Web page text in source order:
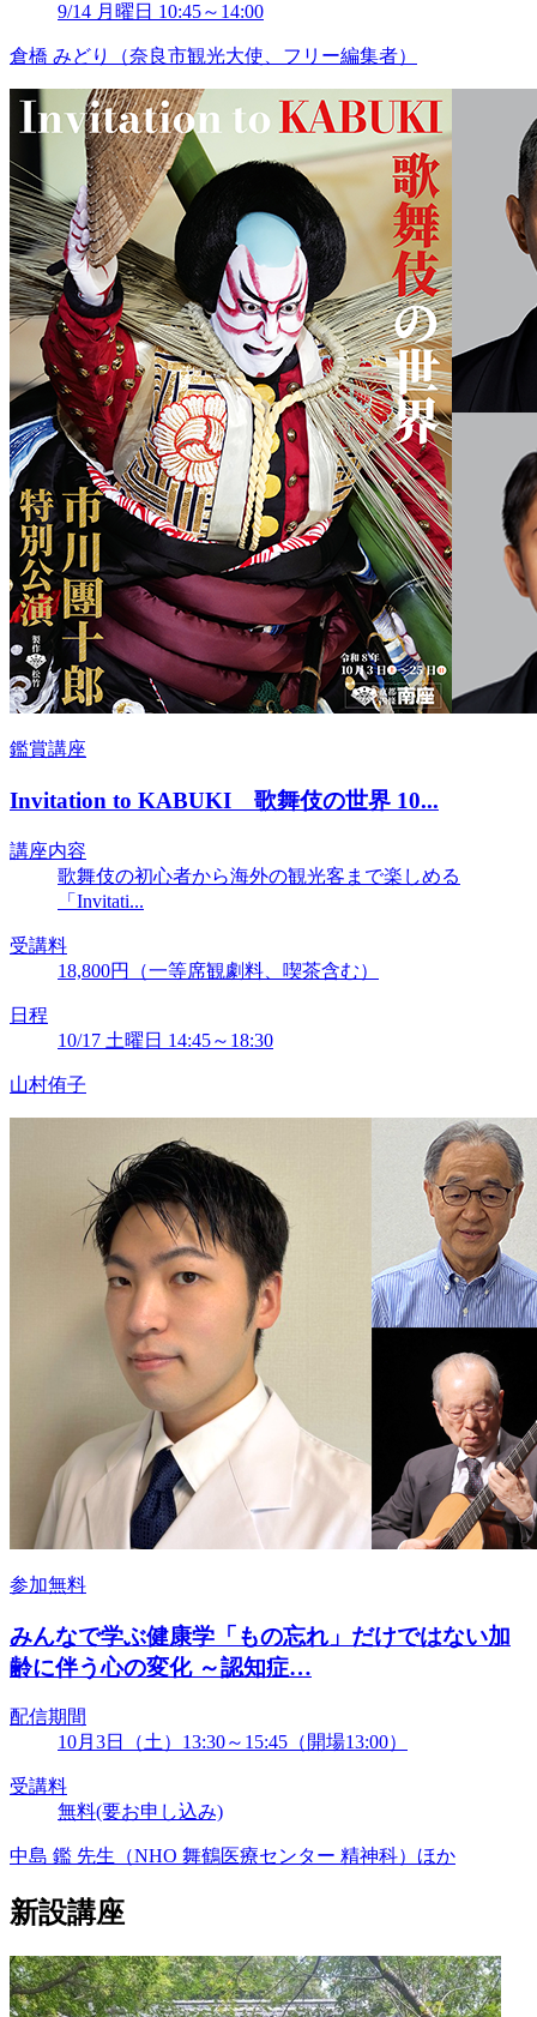
9/14 月曜日 10:45～14:00
倉橋 みどり（奈良市観光大使、フリー編集者）
鑑賞講座
Invitation to KABUKI 歌舞伎の世界 10...
講座内容
歌舞伎の初心者から海外の観光客まで楽しめる
「Invitati...
受講料
18,800円（一等席観劇料、喫茶含む）
日程
10/17 土曜日 14:45～18:30
山村侑子
参加無料
みんなで学ぶ健康学「もの忘れ」だけではない加
齢に伴う心の変化 ～認知症…
配信期間
10月3日（土）13:30～15:45（開場13:00）
受講料
無料(要お申し込み)
中島 鑑 先生（NHO 舞鶴医療センター 精神科）ほか
新設講座